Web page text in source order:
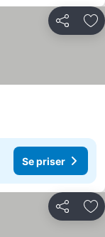
Dela
Se priser
Dela